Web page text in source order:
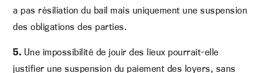
a pas résiliation du bail mais uniquement une suspension
des obligations des parties.
5. Une impossibilité de jouir des lieux pourrait-elle
justifier une suspension du paiement des loyers, sans